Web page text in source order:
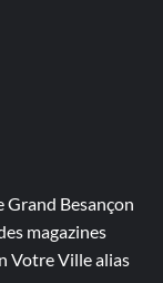
Grand Besançon
magazines
Votre Ville alias